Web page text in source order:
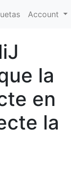
Account
la
en
la